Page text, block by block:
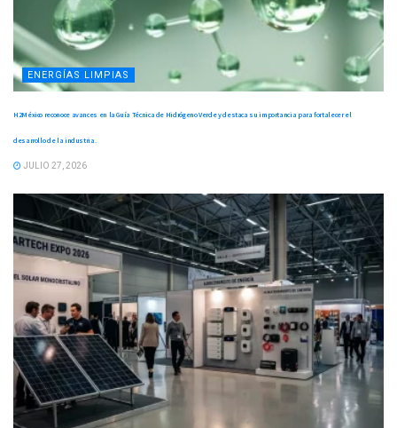
ENERGÍAS LIMPIAS
H2México reconoce avances en la Guía Técnica de Hidrógeno Verde y destaca su importancia para fortalecer el
desarrollo de la industria.
JULIO 27, 2026